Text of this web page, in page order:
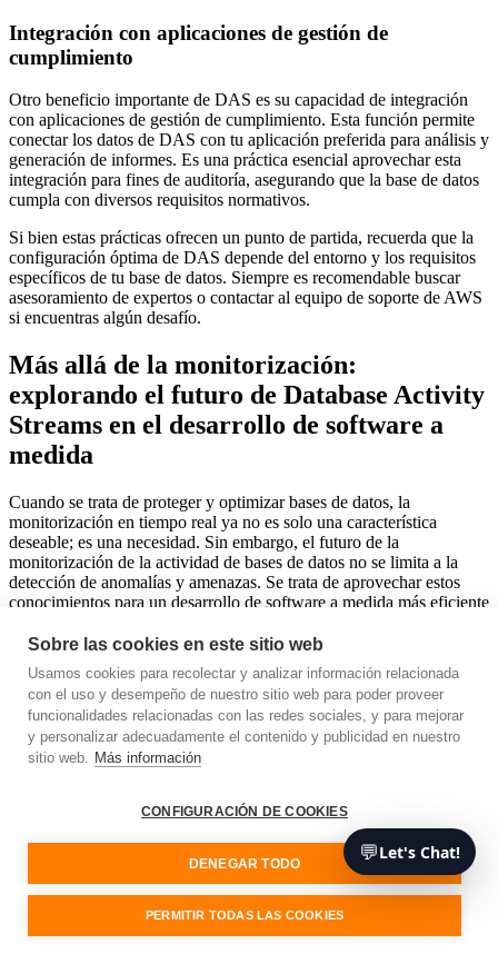
Integración con aplicaciones de gestión de
cumplimiento
Otro beneficio importante de DAS es su capacidad de integración
con aplicaciones de gestión de cumplimiento. Esta función permite
conectar los datos de DAS con tu aplicación preferida para análisis y
generación de informes. Es una práctica esencial aprovechar esta
integración para fines de auditoría, asegurando que la base de datos
cumpla con diversos requisitos normativos.
Si bien estas prácticas ofrecen un punto de partida, recuerda que la
configuración óptima de DAS depende del entorno y los requisitos
específicos de tu base de datos. Siempre es recomendable buscar
asesoramiento de expertos o contactar al equipo de soporte de AWS
si encuentras algún desafío.
Más allá de la monitorización:
explorando el futuro de Database Activity
Streams en el desarrollo de software a
medida
Cuando se trata de proteger y optimizar bases de datos, la
monitorización en tiempo real ya no es solo una característica
deseable; es una necesidad. Sin embargo, el futuro de la
monitorización de la actividad de bases de datos no se limita a la
detección de anomalías y amenazas. Se trata de aprovechar estos
conocimientos para un desarrollo de software a medida más eficiente
RDS está moldeando el futuro.
Mitigación proactiva de amenazas
Un aspecto clave para preparar las bases de datos para el futuro es la
capacidad de identificar y mitigar amenazas de manera proactiva. La
monitorización casi en tiempo real que proporciona DAS permite a
ocurren. Esto no solo refuerza la seguridad, sino que también facilita
el desarrollo de software robusto capaz de resistir ataques cada vez
más sofisticados.
Integración fluida con otros servicios de AWS
La integración de DAS con Amazon Kinesis es solo el comienzo. El
💬Let's Chat!
Sobre las cookies en este sitio web
Usamos cookies para recolectar y analizar información relacionada
con el uso y desempeño de nuestro sitio web para poder proveer
funcionalidades relacionadas con las redes sociales, y para mejorar
y personalizar adecuadamente el contenido y publicidad en nuestro
sitio web. Más información
CONFIGURACIÓN DE COOKIES
DENEGAR TODO
PERMITIR TODAS LAS COOKIES